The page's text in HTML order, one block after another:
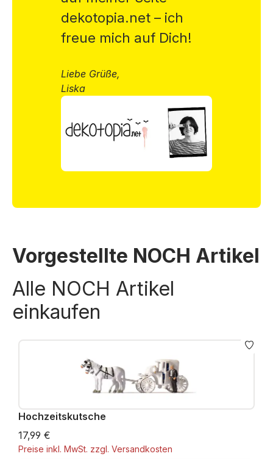
dekotopia.net – ich
freue mich auf Dich!
Liebe Grüße,
Liska
Vorgestellte NOCH Artikel
Alle NOCH Artikel
einkaufen
Hochzeitskutsche
17,99 €
Preise inkl. MwSt. zzgl. Versandkosten